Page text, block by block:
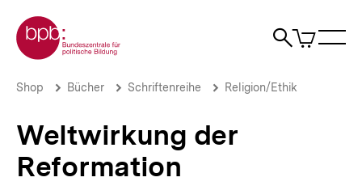
zum
Seiteninhalt
springen
Zur Startseite der bpb
Suche
Artikel
im
Weltwirkung
bpb.de
Brotkrümelnavigation
Pfadnavigation
Shop Bücher Schriftenreihe Religion/Ethik
Weltwirkung der
Reformation